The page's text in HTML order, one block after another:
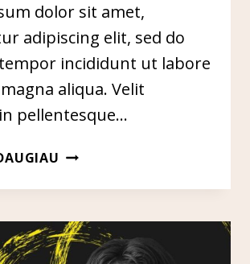
dolor sit amet,
adipiscing elit, sed do
incididunt ut labore
aliqua. Velit
pellentesque…
GOOGLE
&
PROOFING
YOUR